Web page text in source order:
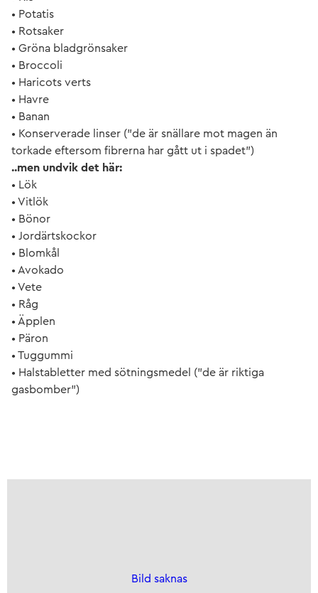
• Potatis
• Rotsaker
• Gröna bladgrönsaker
• Broccoli
• Haricots verts
• Havre
• Banan
• Konserverade linser (”de är snällare mot magen än
torkade eftersom fibrerna har gått ut i spadet”)
..men undvik det här:
• Lök
• Vitlök
• Bönor
• Jordärtskockor
• Blomkål
• Avokado
• Vete
• Råg
• Äpplen
• Päron
• Tuggummi
• Halstabletter med sötningsmedel (”de är riktiga
gasbomber”)
Bild saknas